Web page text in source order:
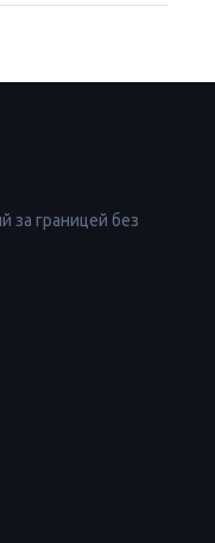
за границей без